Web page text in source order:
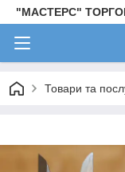
"МАСТЕРС"
Товари та